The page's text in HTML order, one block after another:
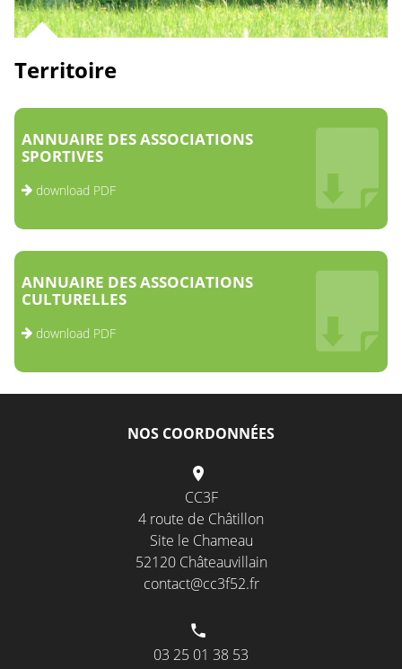
Territoire
ANNUAIRE DES ASSOCIATIONS
SPORTIVES
download PDF
ANNUAIRE DES ASSOCIATIONS
CULTURELLES
download PDF
NOS COORDONNÉES
CC3F
4 route de Châtillon
Site le Chameau
52120 Châteauvillain
contact@cc3f52.fr
03 25 01 38 53